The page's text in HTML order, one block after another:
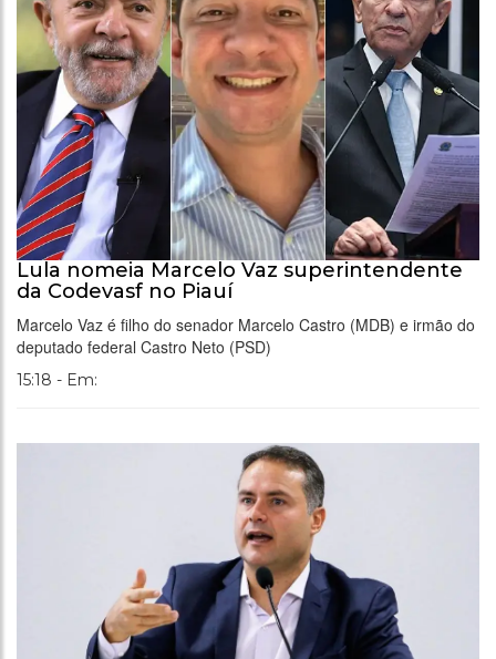
Lula nomeia Marcelo Vaz superintendente
da Codevasf no Piauí
Marcelo Vaz é filho do senador Marcelo Castro (MDB) e irmão do
deputado federal Castro Neto (PSD)
15:18 - Em: